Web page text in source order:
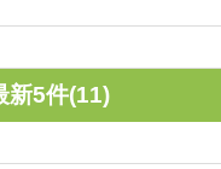
新5件(11)